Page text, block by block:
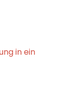
in ein